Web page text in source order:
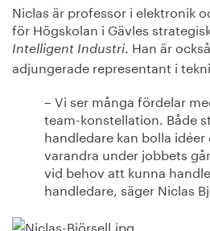
Niclas är professor i elektronik
för Högskolan i Gävles
Intelligent Industri. Han är
adjungerade representant i
– Vi ser många fördelar
team-konstellation. Både
handledare kan bolla
varandra under jobbets
vid behov att kunna
handledare, säger Niclas